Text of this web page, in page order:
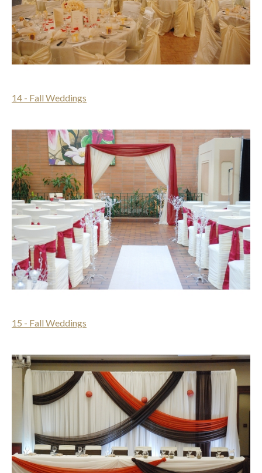
14 - Fall Weddings
15 - Fall Weddings